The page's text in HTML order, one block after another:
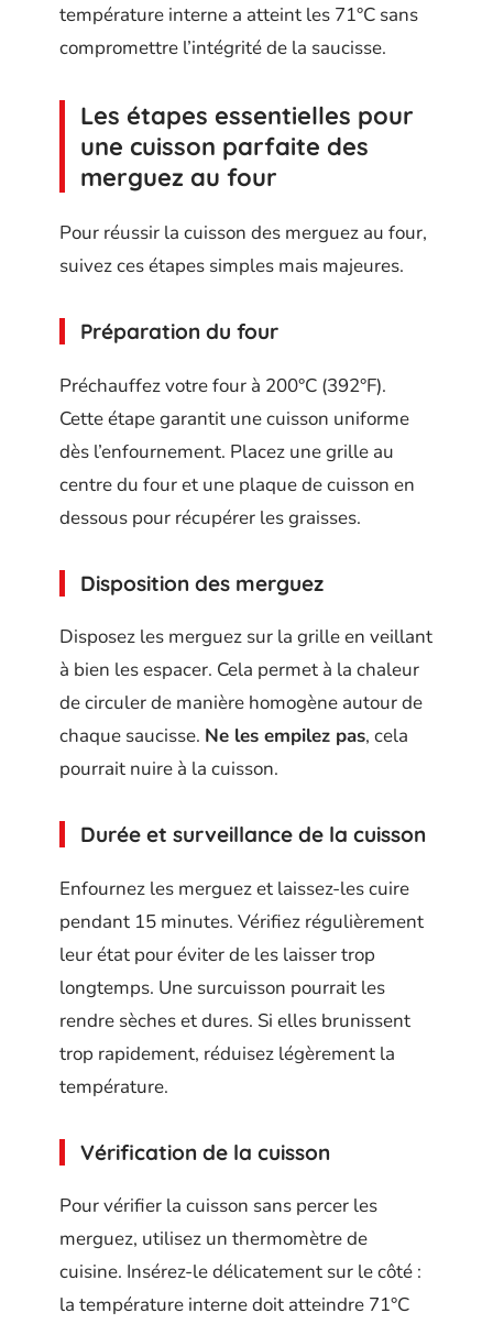
température interne a atteint les 71°C sans
compromettre l’intégrité de la saucisse.
Les étapes essentielles pour
une cuisson parfaite des
merguez au four
Pour réussir la cuisson des merguez au four,
suivez ces étapes simples mais majeures.
Préparation du four
Préchauffez votre four à 200°C (392°F).
Cette étape garantit une cuisson uniforme
dès l’enfournement. Placez une grille au
centre du four et une plaque de cuisson en
dessous pour récupérer les graisses.
Disposition des merguez
Disposez les merguez sur la grille en veillant
à bien les espacer. Cela permet à la chaleur
de circuler de manière homogène autour de
chaque saucisse. Ne les empilez pas, cela
pourrait nuire à la cuisson.
Durée et surveillance de la cuisson
Enfournez les merguez et laissez-les cuire
pendant 15 minutes. Vérifiez régulièrement
leur état pour éviter de les laisser trop
longtemps. Une surcuisson pourrait les
rendre sèches et dures. Si elles brunissent
trop rapidement, réduisez légèrement la
température.
Vérification de la cuisson
Pour vérifier la cuisson sans percer les
merguez, utilisez un thermomètre de
cuisine. Insérez-le délicatement sur le côté :
la température interne doit atteindre 71°C